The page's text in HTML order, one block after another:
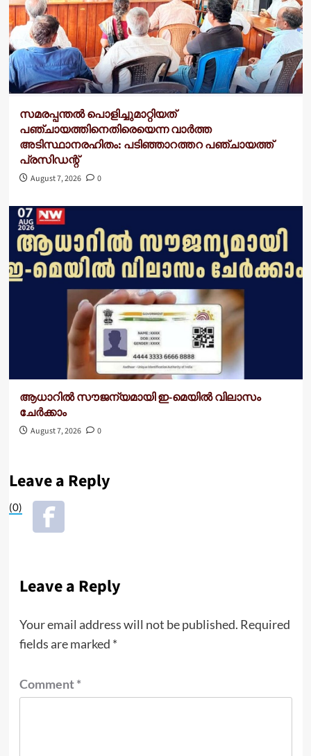
സമരപ്പന്തൽ പൊളിച്ചുമാറ്റിയത്
പഞ്ചായത്തിനെതിരെയെന്ന വാർത്ത
അടിസ്ഥാനരഹിതം: പടിഞ്ഞാറത്തറ പഞ്ചായത്ത്
പ്രസിഡന്റ്
August 7, 2026 0
ആധാറിൽ സൗജന്യമായി ഇ-മെയിൽ വിലാസം
ചേർക്കാം
August 7, 2026 0
Leave a Reply
(0)
Leave a Reply
Your email address will not be published. Required
fields are marked *
Comment*